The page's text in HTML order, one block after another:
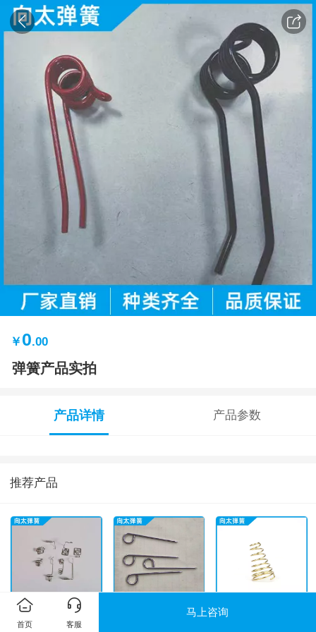
￥ 0.00
弹簧产品实拍
产品详情 产品参数
推荐产品
电池弹簧
首页 客服
马上咨询